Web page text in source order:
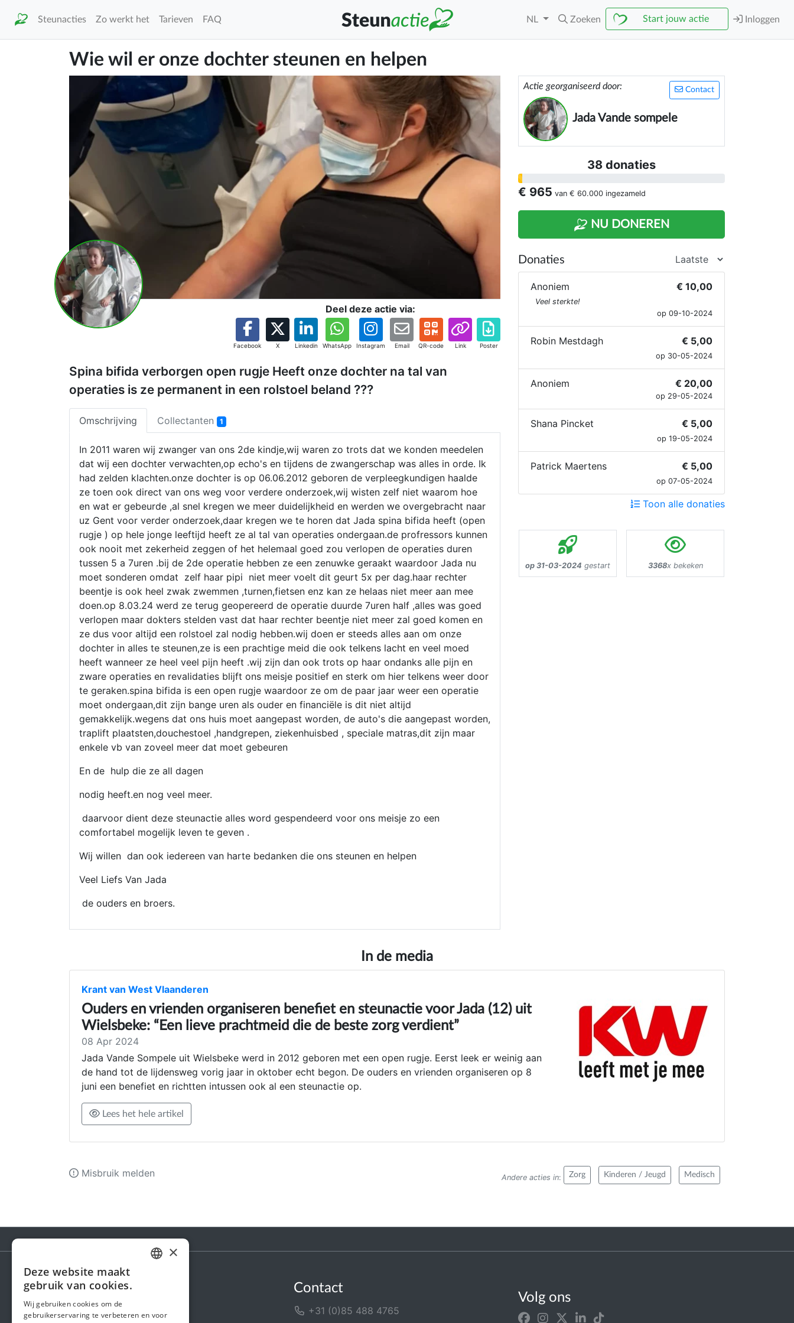
Steunacties Zo werkt het Tarieven FAQ NL Zoeken Start jouw actie Inloggen
Wie wil er onze dochter steunen en helpen
Deel deze actie via:
Facebook X Linkedin WhatsApp Instagram Email QR-code Link Poster
Spina bifida verborgen open rugje Heeft onze dochter na tal van
operaties is ze permanent in een rolstoel beland ???
Omschrijving Collectanten 1
In 2011 waren wij zwanger van ons 2de kindje,wij waren zo trots dat we konden meedelen
dat wij een dochter verwachten,op echo's en tijdens de zwangerschap was alles in orde. Ik
had zelden klachten.onze dochter is op 06.06.2012 geboren de verpleegkundigen haalde
ze toen ook direct van ons weg voor verdere onderzoek,wij wisten zelf niet waarom hoe
en wat er gebeurde ,al snel kregen we meer duidelijkheid en werden we overgebracht naar
uz Gent voor verder onderzoek,daar kregen we te horen dat Jada spina bifida heeft (open
rugje ) op hele jonge leeftijd heeft ze al tal van operaties ondergaan.de profressors kunnen
ook nooit met zekerheid zeggen of het helemaal goed zou verlopen de operaties duren
tussen 5 a 7uren .bij de 2de operatie hebben ze een zenuwke geraakt waardoor Jada nu
moet sonderen omdat zelf haar pipi niet meer voelt dit geurt 5x per dag.haar rechter
beentje is ook heel zwak zwemmen ,turnen,fietsen enz kan ze helaas niet meer aan mee
doen.op 8.03.24 werd ze terug geopereerd de operatie duurde 7uren half ,alles was goed
verlopen maar dokters stelden vast dat haar rechter beentje niet meer zal goed komen en
ze dus voor altijd een rolstoel zal nodig hebben.wij doen er steeds alles aan om onze
dochter in alles te steunen,ze is een prachtige meid die ook telkens lacht en veel moed
heeft wanneer ze heel veel pijn heeft .wij zijn dan ook trots op haar ondanks alle pijn en
zware operaties en revalidaties blijft ons meisje positief en sterk om hier telkens weer door
te geraken.spina bifida is een open rugje waardoor ze om de paar jaar weer een operatie
moet ondergaan,dit zijn bange uren als ouder en financiële is dit niet altijd
gemakkelijk.wegens dat ons huis moet aangepast worden, de auto's die aangepast worden,
traplift plaatsten,douchestoel ,handgrepen, ziekenhuisbed , speciale matras,dit zijn maar
enkele vb van zoveel meer dat moet gebeuren
En de hulp die ze all dagen
nodig heeft.en nog veel meer.
daarvoor dient deze steunactie alles word gespendeerd voor ons meisje zo een
comfortabel mogelijk leven te geven .
Wij willen dan ook iedereen van harte bedanken die ons steunen en helpen
Veel Liefs Van Jada
de ouders en broers.
Contact
Actie georganiseerd door:
Jada Vande sompele
38 donaties
€ 965 van € 60.000 ingezameld
NU DONEREN
Donaties
Anoniem € 10,00
Veel sterkte!
op 09-10-2024
Robin Mestdagh € 5,00
op 30-05-2024
Anoniem € 20,00
op 29-05-2024
Shana Pincket € 5,00
op 19-05-2024
Patrick Maertens € 5,00
op 07-05-2024
Toon alle donaties
op 31-03-2024 gestart 3368x bekeken
In de media
Krant van West Vlaanderen
Ouders en vrienden organiseren benefiet en steunactie voor Jada (12) uit
Wielsbeke: “Een lieve prachtmeid die de beste zorg verdient”
08 Apr 2024
Jada Vande Sompele uit Wielsbeke werd in 2012 geboren met een open rugje. Eerst leek er weinig aan
de hand tot de lijdensweg vorig jaar in oktober echt begon. De ouders en vrienden organiseren op 8
juni een benefiet en richtten intussen ook al een steunactie op.
Lees het hele artikel
Andere acties in: Zorg Kinderen / Jeugd Medisch
Misbruik melden
Steunactie
Over ons
Contact
+31 (0)85 488 4765
Volg ons
ENGLISH
×
Deze website maakt
gebruik van cookies.
Wij gebruiken cookies om de
gebruikerservaring te verbeteren en voor